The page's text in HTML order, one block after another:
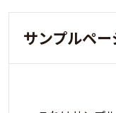
サンプルペー